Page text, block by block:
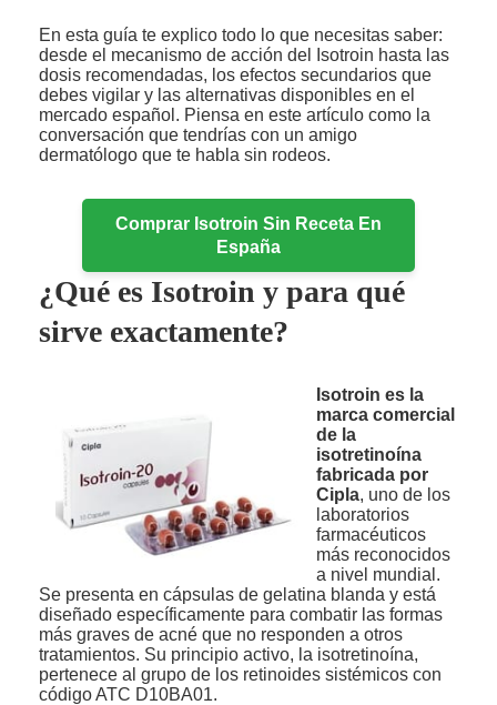
En esta guía te explico todo lo que necesitas saber:
desde el mecanismo de acción del Isotroin hasta las
dosis recomendadas, los efectos secundarios que
debes vigilar y las alternativas disponibles en el
mercado español. Piensa en este artículo como la
conversación que tendrías con un amigo
dermatólogo que te habla sin rodeos.
Comprar Isotroin Sin Receta En
España
¿Qué es Isotroin y para qué
sirve exactamente?
Isotroin es la
marca comercial
de la
isotretinoína
fabricada por
Cipla, uno de los
laboratorios
farmacéuticos
más reconocidos
a nivel mundial.
Se presenta en cápsulas de gelatina blanda y está
diseñado específicamente para combatir las formas
más graves de acné que no responden a otros
tratamientos. Su principio activo, la isotretinoína,
pertenece al grupo de los retinoides sistémicos con
código ATC D10BA01.